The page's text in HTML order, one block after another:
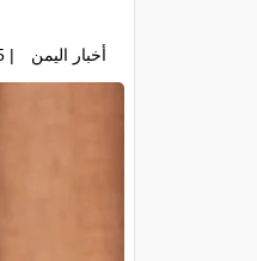
أخبار اليمن | 24-06-2025